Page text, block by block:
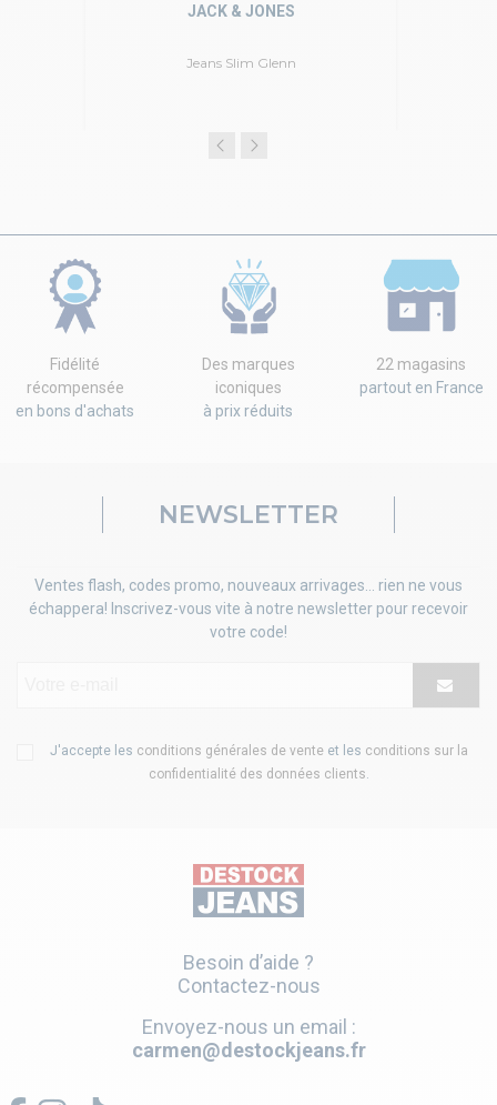
Jeans Slim Glenn
JACK & JONES
Fidélité
récompensée
en bons d'achats
Des marques
iconiques
à prix réduits
22 magasins
partout en France
NEWSLETTER
Ventes flash, codes promo, nouveaux arrivages... rien ne vous
échappera! Inscrivez-vous vite à notre newsletter pour recevoir
votre code!
J'accepte les conditions générales de vente et les conditions sur la
confidentialité des données clients
Besoin d’aide ?
Contactez-nous
Envoyez-nous un email :
carmen@destockjeans.fr